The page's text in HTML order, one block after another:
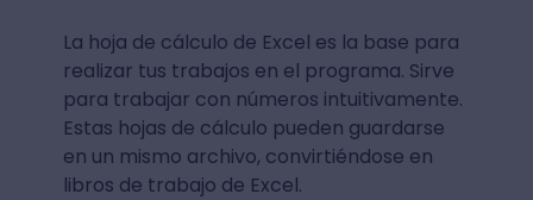
La hoja de cálculo de Excel es la base para
realizar tus trabajos en el programa. Sirve
para trabajar con números intuitivamente.
Estas hojas de cálculo pueden guardarse
en un mismo archivo, convirtiéndose en
libros de trabajo de Excel.